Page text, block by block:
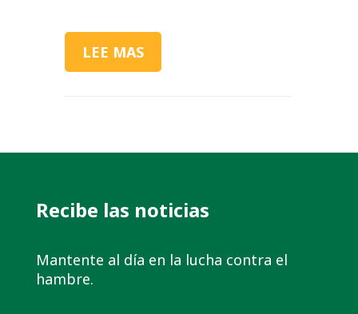
LEE MAS
Recibe las noticias
Mantente al día en la lucha contra el
hambre.